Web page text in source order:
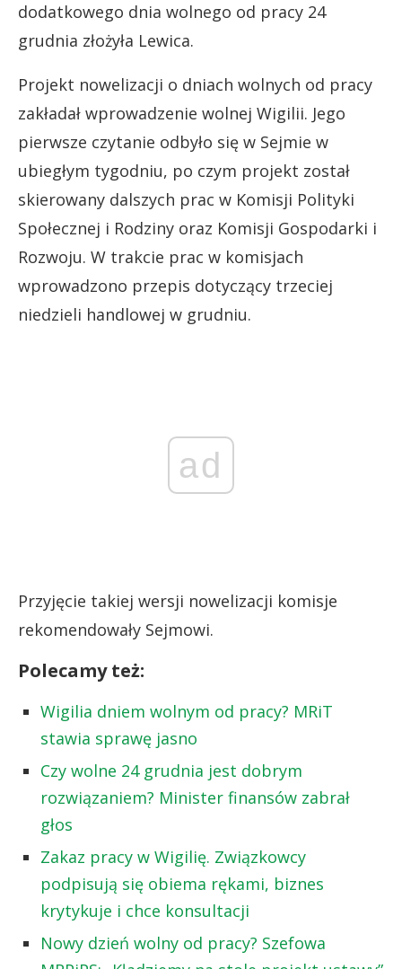
dodatkowego dnia wolnego od pracy 24
grudnia złożyła Lewica.
Projekt nowelizacji o dniach wolnych od pracy
zakładał wprowadzenie wolnej Wigilii. Jego
pierwsze czytanie odbyło się w Sejmie w
ubiegłym tygodniu, po czym projekt został
skierowany dalszych prac w Komisji Polityki
Społecznej i Rodziny oraz Komisji Gospodarki i
Rozwoju. W trakcie prac w komisjach
wprowadzono przepis dotyczący trzeciej
niedzieli handlowej w grudniu.
ad
Przyjęcie takiej wersji nowelizacji komisje
rekomendowały Sejmowi.
Polecamy też:
Wigilia dniem wolnym od pracy? MRiT
stawia sprawę jasno
Czy wolne 24 grudnia jest dobrym
rozwiązaniem? Minister finansów zabrał
głos
Zakaz pracy w Wigilię. Związkowcy
podpisują się obiema rękami, biznes
krytykuje i chce konsultacji
Nowy dzień wolny od pracy? Szefowa